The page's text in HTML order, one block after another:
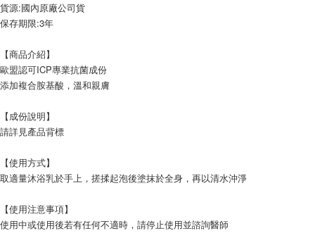
貨源:國內原廠公司貨
保存期限:3年
【商品介紹】
歐盟認可ICP專業抗菌成份
添加複合胺基酸，溫和親膚
【成份說明】
請詳見產品背標
【使用方式】
取適量沐浴乳於手上，搓揉起泡後塗抹於全身，再以清水沖淨
【使用注意事項】
使用中或使用後若有任何不適時，請停止使用並諮詢醫師